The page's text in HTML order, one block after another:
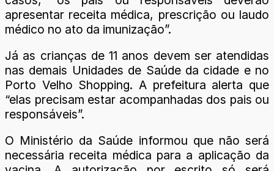
apresentar receita médica, prescrição ou laudo
médico no ato da imunização”.
Já as crianças de 11 anos devem ser atendidas
nas demais Unidades de Saúde da cidade e no
Porto Velho Shopping. A prefeitura alerta que
“elas precisam estar acompanhadas dos pais ou
responsáveis”.
O Ministério da Saúde informou que não será
necessária receita médica para a aplicação da